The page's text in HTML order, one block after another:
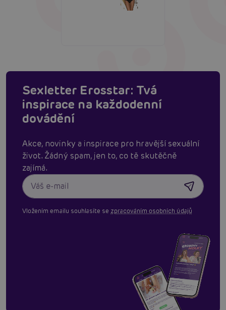
Sexletter Erosstar: Tvá
inspirace na každodenní
dovádění
Akce, novinky a inspirace pro hravější sexuální
život. Žádný spam, jen to, co tě skutěčně
zajímá.
Vložením emailu souhlasíte se zpracováním osobních údajů